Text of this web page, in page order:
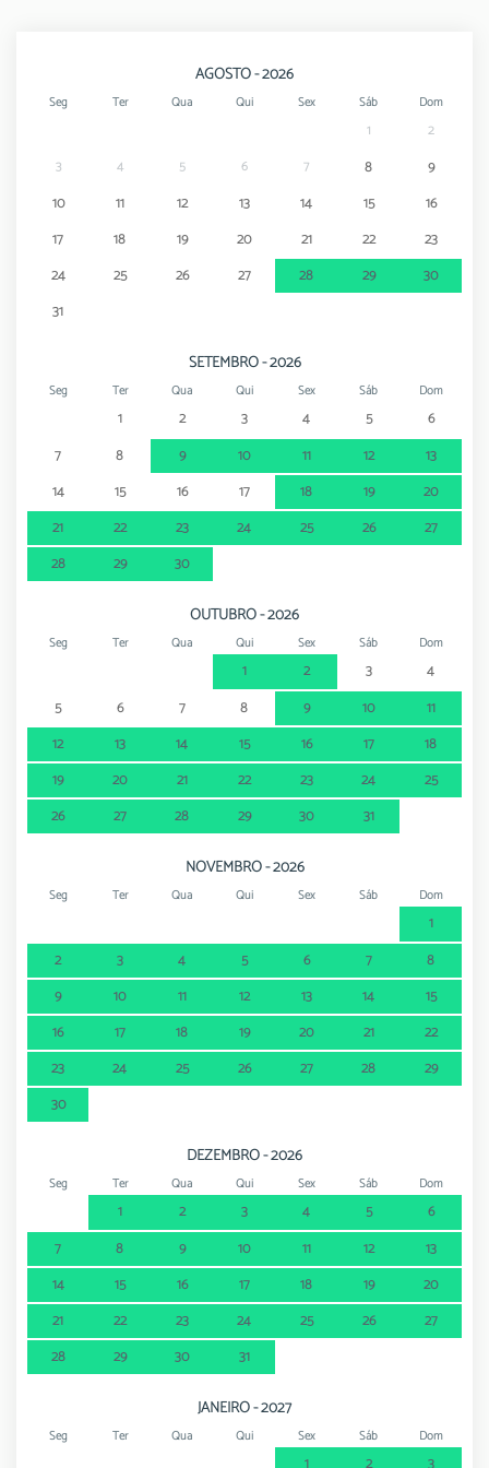
AGOSTO - 2026
Seg Ter Qua Qui Sex Sáb Dom
1
2
3
4 5 6 7 8
9
10
11 12 13 14 15
16
17
18 19 20 21 22
23
24
25 26 27 28 29
30
31
SETEMBRO - 2026
Seg Ter Qua Qui Sex Sáb Dom
1 2 3 4 5
6
7
8 9 10 11 12
13
14
15 16 17 18 19
20
21
22 23 24 25 26
27
28
29 30
OUTUBRO - 2026
Seg Ter Qua Qui Sex Sáb Dom
1 2 3
4
5
6 7 8 9 10
11
12
13 14 15 16 17
18
19
20 21 22 23 24
25
26
27 28 29 30 31
NOVEMBRO - 2026
Seg Ter Qua Qui Sex Sáb Dom
1
2
3 4 5 6 7
8
9
10 11 12 13 14
15
16
17 18 19 20 21
22
23
24 25 26 27 28
29
30
DEZEMBRO - 2026
Seg Ter Qua Qui Sex Sáb Dom
1 2 3 4 5
6
7
8 9 10 11 12
13
14
15 16 17 18 19
20
21
22 23 24 25 26
27
28
29 30 31
JANEIRO - 2027
Seg Ter Qua Qui Sex Sáb Dom